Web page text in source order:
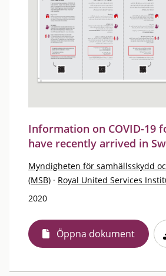
Information on COVID-19
have recently arrived in
Myndigheten för samhällsskydd
(MSB) · Royal United Services
2020
Öppna dokument